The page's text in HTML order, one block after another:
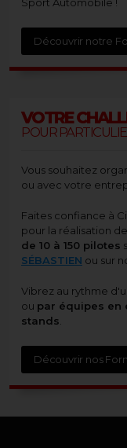
Découvrir notre
VOTRE
POUR
Vous souhaitez
ou avec votre
Faites confiance à
pour la réalisation
de 10 à 150 pilotes
SÉBASTIEN ou sur
Vibrez au rythme
ou par équipes en
stands
Découvrir nos